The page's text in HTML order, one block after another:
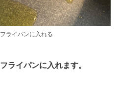
ライパンに入れる
ライパンに入れます。